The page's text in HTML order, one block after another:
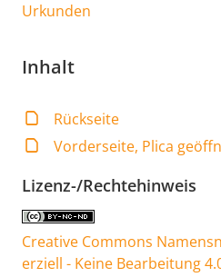
Urkunden
Inhalt
Rückseite
Vorderseite, Plica
Lizenz-/Rechtehinweis
Creative Commons
erziell - Keine Bearbeitung